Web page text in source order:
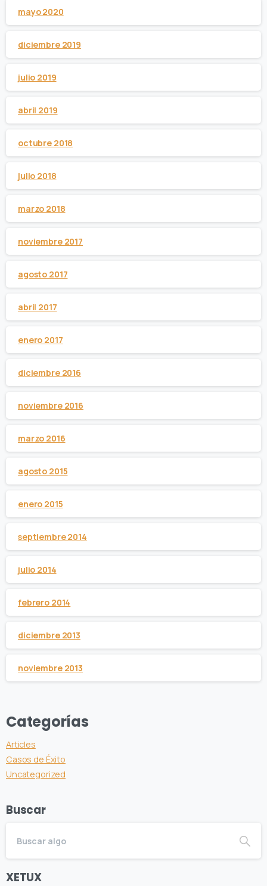
mayo 2020
diciembre 2019
julio 2019
abril 2019
octubre 2018
julio 2018
marzo 2018
noviembre 2017
agosto 2017
abril 2017
enero 2017
diciembre 2016
noviembre 2016
marzo 2016
agosto 2015
enero 2015
septiembre 2014
julio 2014
febrero 2014
diciembre 2013
noviembre 2013
Categorías
Articles
Casos de Éxito
Uncategorized
Buscar
XETUX